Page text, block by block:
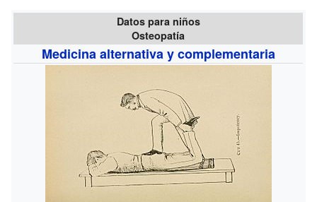
Datos para niños
Osteopatía
Medicina alternativa y complementaria